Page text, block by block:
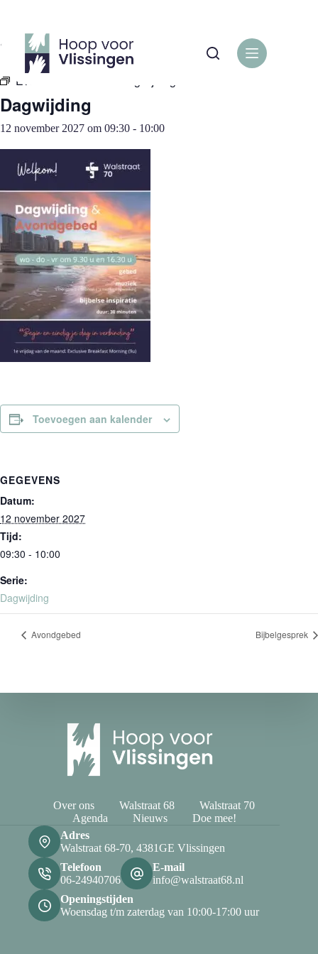
inhoud
« Alle Evenementen
Evenementenreeks:
Dagwijding
12 november 2027 om 09:30 - 10:00
Toevoegen aan kalender
GEGEVENS
Datum:
12 november 2027
Tijd:
09:30 - 10:00
Serie:
Dagwijding
Avondgebed Bijbelgesprek
Over ons Walstraat 68
Walstraat 70
Agenda
Nieuws
Doe mee!
Adres
Walstraat 68-70, 4381GE Vlissingen
Telefoon
06-24940706
E-mail
info@walstraat68.nl
Openingstijden
Woensdag t/m zaterdag van 10:00-17:00 uur